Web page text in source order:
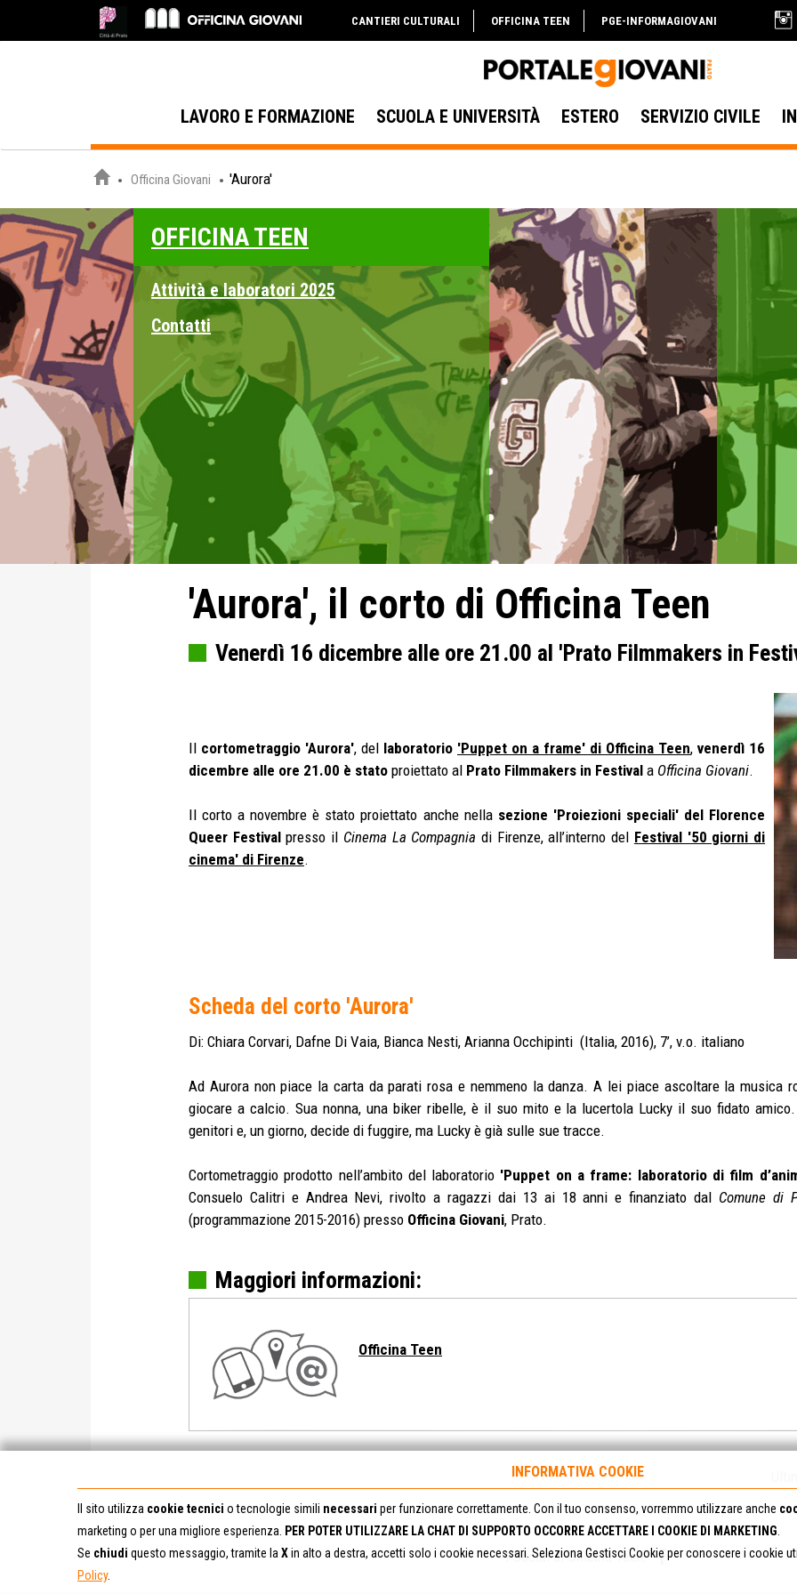
CANTIERI CULTURALI OFFICINA TEEN PGE-INFORMAGIOVANI
LAVORO E FORMAZIONE SCUOLA E UNIVERSITÀ ESTERO SERVIZIO CIVILE
Officina Giovani 'Aurora'
OFFICINA TEEN
Attività e laboratori 2025
Contatti
'Aurora', il corto di Officina Teen
Venerdì 16 dicembre alle ore 21.00 al 'Prato Filmmakers in
Il cortometraggio 'Aurora', del laboratorio 'Puppet on a frame' di Officina Teen, venerdì 16
dicembre alle ore 21.00 è stato proiettato al Prato Filmmakers in Festival a Officina Giovani.
Il corto a novembre è stato proiettato anche nellasezione 'Proiezioni speciali' del Florence
Queer Festival presso il Cinema La Compagnia di Firenze, all’interno del Festival '50 giorni di
cinema' di Firenze.
Scheda del corto 'Aurora'
Di: Chiara Corvari, Dafne Di Vaia, Bianca Nesti, Arianna Occhipinti (Italia, 2016), 7’, v.o. italiano
Ad Aurora non piace la carta da parati rosa e nemmeno la danza. A lei piace ascoltare la musica
giocare a calcio. Sua nonna, una biker ribelle, è il suo mito e la lucertola Lucky il suo fidato
genitori e, un giorno, decide di fuggire, ma Lucky è già sulle sue tracce.
Cortometraggio prodotto nell’ambito del laboratorio 'Puppet on a frame: laboratorio di film
Consuelo Calitri e Andrea Nevi, rivolto a ragazzi dai 13 ai 18 anni e finanziato dal Comune di
(programmazione 2015-2016) presso Officina Giovani, Prato.
Maggiori informazioni:
Officina Teen
I Social di Officina Teen:
INFORMATIVA COOKIE
Il sito utilizza cookie tecnici o tecnologie simili necessari per funzionare correttamente. Con il tuo consenso, vorremmo utilizzare anche
marketing o per una migliore esperienza.
PER POTER UTILIZZARE LA CHAT DI SUPPORTO OCCORRE ACCETTARE I COOKIE DI MARKETING
Se chiudi questo messaggio, tramite la Xin alto a destra, accetti solo i cookie necessari. Seleziona Gestisci Cookie per conoscere i cookie
Policy.